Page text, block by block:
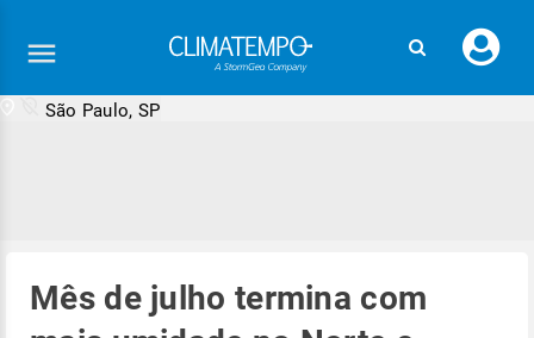
seu
São Paulo, SP
Mês de julho termina com